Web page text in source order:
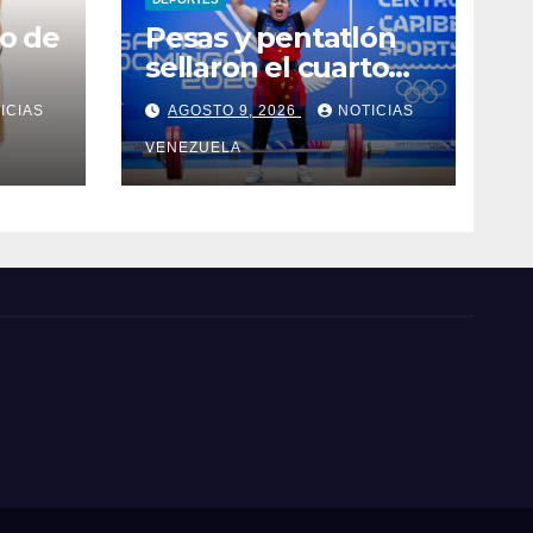
de
Pesas y pentatlón
sellaron el cuarto
puesto
AGOSTO 9, 2026 NOTICIAS
VENEZUELA